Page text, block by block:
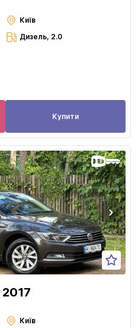
Київ
Дизель, 2.0
Купити
Київ